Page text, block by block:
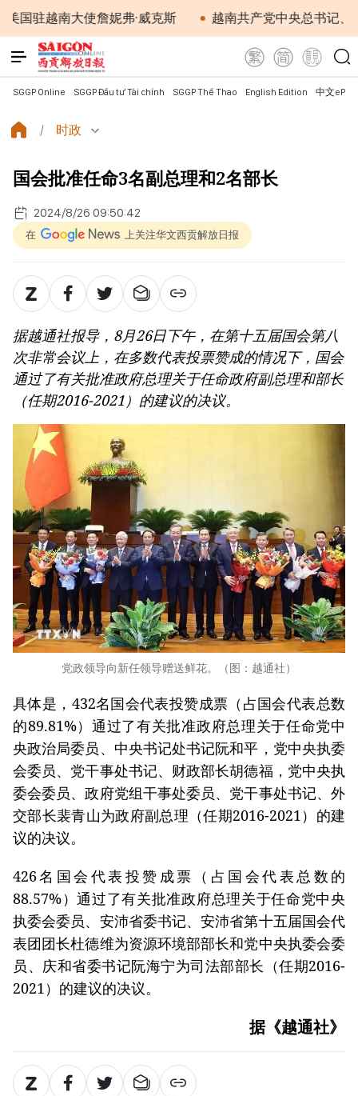
南大使詹妮弗·威克斯 越南共产党中央总书记、国家
SGGP Online SGGP Đầu tư Tài chính SGGP Thể Thao English Edition 中文
时政
国会批准任命3名副总理和2名部长
2024/8/26 09:50:42
在 上关注华文西贡解放日报
据越通社报导，8月26日下午，在第十五届国会第八
次非常会议上，在多数代表投票赞成的情况下，国会
通过了有关批准政府总理关于任命政府副总理和部长
（任期2016-2021）的建议的决议。
党政领导向新任领导赠送鲜花。（图：越通社）
具体是，432名国会代表投赞成票（占国会代表总数
的89.81%）通过了有关批准政府总理关于任命党中
央政治局委员、中央书记处书记阮和平，党中央执委
会委员、党干事处书记、财政部长胡德福，党中央执
委会委员、政府党组干事处委员、党干事处书记、外
交部长裴青山为政府副总理（任期2016-2021）的建
议的决议。
426名国会代表投赞成票（占国会代表总数的
88.57%）通过了有关批准政府总理关于任命党中央
执委会委员、安沛省委书记、安沛省第十五届国会代
表团团长杜德维为资源环境部部长和党中央执委会委
员、庆和省委书记阮海宁为司法部部长（任期2016-
2021）的建议的决议。
据《越通社》